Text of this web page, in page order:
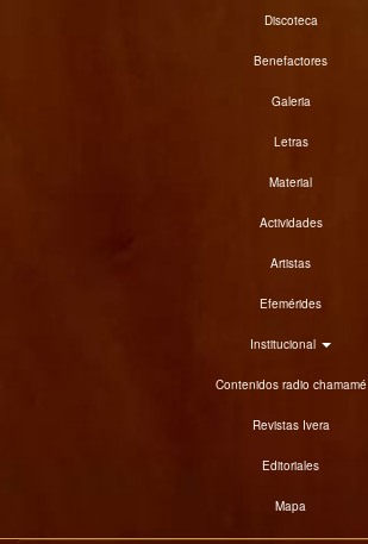
Discoteca
Benefactores
Galeria
Letras
Material
Actividades
Artistas
Efemérides
Institucional
Contenidos radio chamamé
Revistas Ivera
Editoriales
Mapa